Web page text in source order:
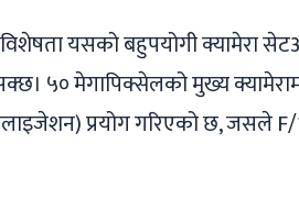
यसको बहुपयोगी क्यामेरा
५० मेगापिक्सेलको मुख्य
प्रयोग गरिएको छ, जसले F/